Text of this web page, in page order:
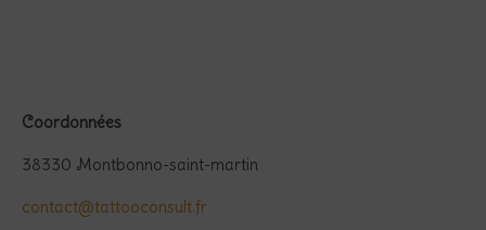
Coordonnées
38330 Montbonno-saint-martin
contact@tattooconsult.fr